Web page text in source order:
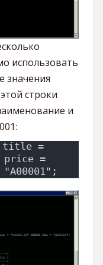
использовать
значения
строки
и
title =
price =